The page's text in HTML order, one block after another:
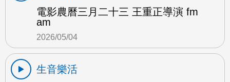
電影農曆三月二十三 王重正導演 fm
am
2026/05/04
生音樂活